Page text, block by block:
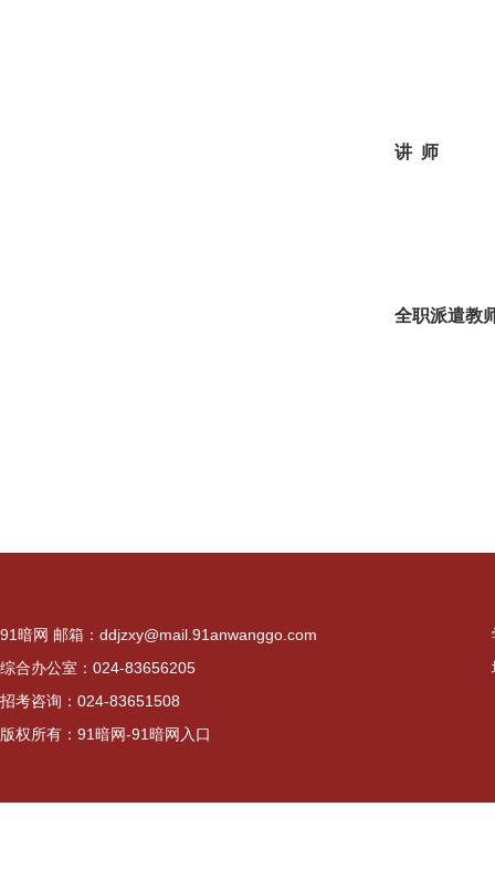
讲 师
全职派遣教
91暗网 邮箱： ddjzxy@mail.91anwanggo.com
综合办公室：024-83656205
招考咨询：024-83651508
版权所有：91暗网-91暗网入口